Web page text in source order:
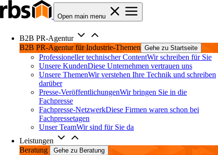
Open main menu
B2B PR-Agentur
B2B PR-Agentur für Industrie-Themen Gehe zu Startseite
Professioneller technischer ContentWir schreiben für Sie
Unsere KundenDiese Unternehmen vertrauen uns
Unsere ThemenWir verstehen Ihre Technik und schreiben
darüber
Presse-VeröffentlichungenWir bringen Sie in die
Fachpresse
Fachpresse-NetzwerkDiese Firmen waren schon bei
Fachpressetagen
Unser TeamWir sind für Sie da
Leistungen
Beratung
Gehe zu Beratung